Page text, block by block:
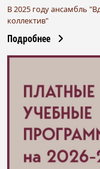
В 2025 году ансамбль
коллектив"
Подробнее